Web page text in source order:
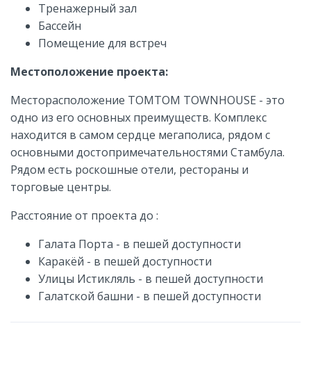
Тренажерный зал
Бассейн
Помещение для встреч
Местоположение проекта:
Месторасположение TOMTOM TOWNHOUSE - это
одно из его основных преимуществ. Комплекс
находится в самом сердце мегаполиса, рядом с
основными достопримечательностями Стамбула.
Рядом есть роскошные отели, рестораны и
торговые центры.
Расстояние от проекта до :
Галата Порта - в пешей доступности
Каракёй - в пешей доступности
Улицы Истикляль - в пешей доступности
Галатской башни - в пешей доступности